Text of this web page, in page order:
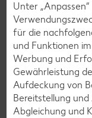
Tiefkühlkost
Gültig vom
KNÜLLER
Unter
für die
und Funktionen
Werbung und
Gewährleistung
Aufdeckung von
Bereitstellung
Abgleichung und